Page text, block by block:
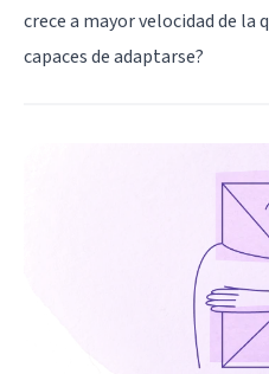
crece a mayor velocidad de la
capaces de adaptarse?